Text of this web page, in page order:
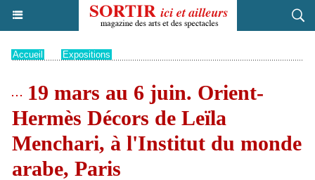
Accueil Expositions
19 mars au 6 juin. Orient-
Hermès Décors de Leïla
Menchari, à l'Institut du monde
arabe, Paris